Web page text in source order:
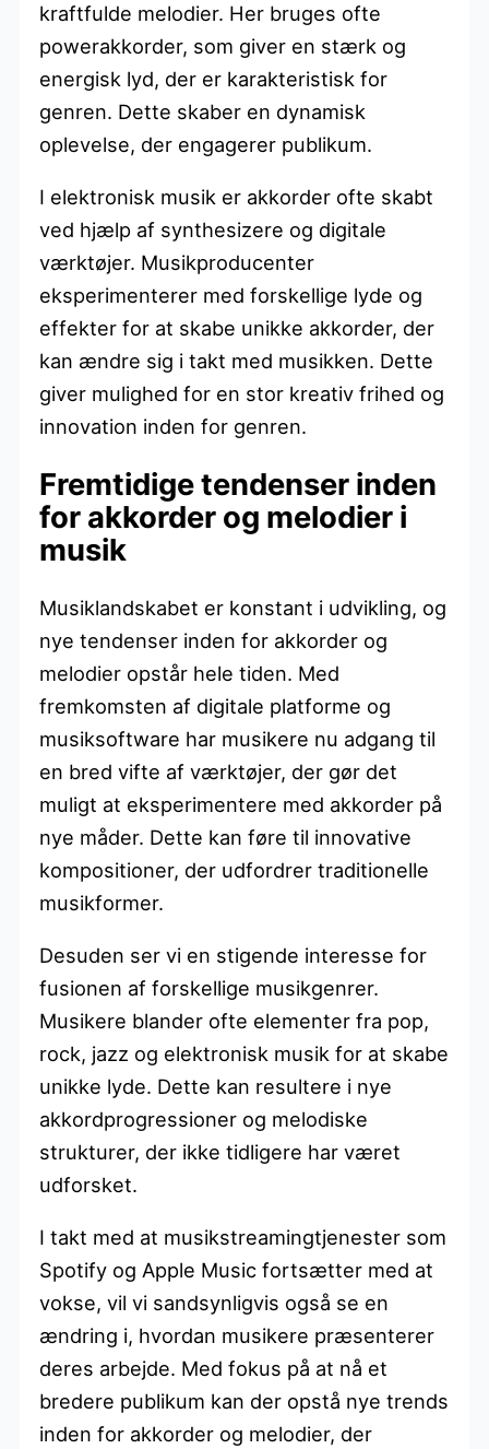
kraftfulde melodier. Her bruges ofte
powerakkorder, som giver en stærk og
energisk lyd, der er karakteristisk for
genren. Dette skaber en dynamisk
oplevelse, der engagerer publikum.
I elektronisk musik er akkorder ofte skabt
ved hjælp af synthesizere og digitale
værktøjer. Musikproducenter
eksperimenterer med forskellige lyde og
effekter for at skabe unikke akkorder, der
kan ændre sig i takt med musikken. Dette
giver mulighed for en stor kreativ frihed og
innovation inden for genren.
Fremtidige tendenser inden
for akkorder og melodier i
musik
Musiklandskabet er konstant i udvikling, og
nye tendenser inden for akkorder og
melodier opstår hele tiden. Med
fremkomsten af digitale platforme og
musiksoftware har musikere nu adgang til
en bred vifte af værktøjer, der gør det
muligt at eksperimentere med akkorder på
nye måder. Dette kan føre til innovative
kompositioner, der udfordrer traditionelle
musikformer.
Desuden ser vi en stigende interesse for
fusionen af forskellige musikgenrer.
Musikere blander ofte elementer fra pop,
rock, jazz og elektronisk musik for at skabe
unikke lyde. Dette kan resultere i nye
akkordprogressioner og melodiske
strukturer, der ikke tidligere har været
udforsket.
I takt med at musikstreamingtjenester som
Spotify og Apple Music fortsætter med at
vokse, vil vi sandsynligvis også se en
ændring i, hvordan musikere præsenterer
deres arbejde. Med fokus på at nå et
bredere publikum kan der opstå nye trends
inden for akkorder og melodier, der